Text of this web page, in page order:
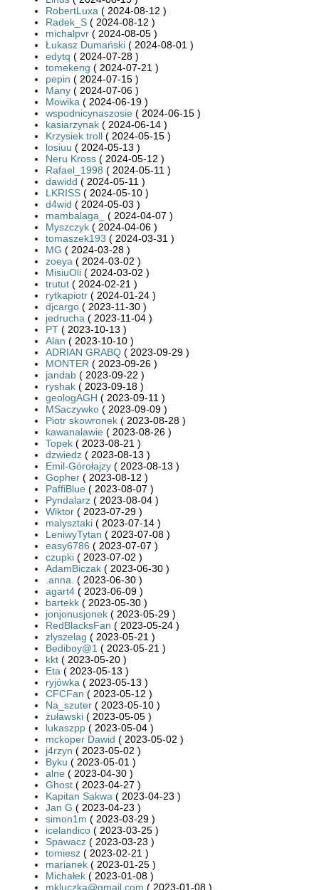
RobertLuxa ( 2024-08-12 )
Radek_S ( 2024-08-12 )
michalpvr ( 2024-08-05 )
Łukasz Dumański ( 2024-08-01 )
edytq ( 2024-07-28 )
tomekeng ( 2024-07-21 )
pepin ( 2024-07-15 )
Many ( 2024-07-06 )
Mowika ( 2024-06-19 )
wspodnicynaszosie ( 2024-06-15 )
kasiarzynak ( 2024-06-14 )
Krzysiek troll ( 2024-05-15 )
losiuu ( 2024-05-13 )
Neru Kross ( 2024-05-12 )
Rafael_1998 ( 2024-05-11 )
dawidd ( 2024-05-11 )
LKRISS ( 2024-05-10 )
d4wid ( 2024-05-03 )
mambalaga_
( 2024-04-07 )
Myszczyk ( 2024-04-06 )
tomaszek193 ( 2024-03-31 )
MG ( 2024-03-28 )
zoeya ( 2024-03-02 )
MisiuOli ( 2024-03-02 )
trutut ( 2024-02-21 )
rytkapiotr ( 2024-01-24 )
djcargo ( 2023-11-30 )
jedrucha ( 2023-11-04 )
PT ( 2023-10-13 )
Alan ( 2023-10-10 )
ADRIAN GRABQ ( 2023-09-29 )
MONTER ( 2023-09-26 )
jandab ( 2023-09-22 )
ryshak ( 2023-09-18 )
geologAGH ( 2023-09-11 )
MSaczywko ( 2023-09-09 )
Piotr skowronek ( 2023-08-28 )
kawanalawie ( 2023-08-26 )
Topek ( 2023-08-21 )
dzwiedz ( 2023-08-13 )
Emil-Górołajzy ( 2023-08-13 )
Gopher ( 2023-08-12 )
PaffiBlue ( 2023-08-07 )
Pyndalarz ( 2023-08-04 )
Wiktor ( 2023-07-29 )
malysztaki ( 2023-07-14 )
LeniwyTytan ( 2023-07-08 )
easy6786 ( 2023-07-07 )
czupki ( 2023-07-02 )
AdamBiczak ( 2023-06-30 )
.anna. ( 2023-06-30 )
agart4 ( 2023-06-09 )
bartekk ( 2023-05-30 )
jonjonusjonek ( 2023-05-29 )
RedBlacksFan ( 2023-05-24 )
zlyszelag ( 2023-05-21 )
Bediboy@1 ( 2023-05-21 )
kkt ( 2023-05-20 )
Eta ( 2023-05-13 )
ryjówka ( 2023-05-13 )
CFCFan ( 2023-05-12 )
Na_szuter ( 2023-05-10 )
żuławski ( 2023-05-05 )
lukaszpp ( 2023-05-04 )
mckoper Dawid ( 2023-05-02 )
j4rzyn ( 2023-05-02 )
Byku ( 2023-05-01 )
alne ( 2023-04-30 )
Ghost ( 2023-04-27 )
Kapitan Sakwa ( 2023-04-23 )
Jan G ( 2023-04-23 )
simon1m ( 2023-03-29 )
icelandico ( 2023-03-25 )
Spawacz ( 2023-03-23 )
tomiesz ( 2023-02-21 )
marianek ( 2023-01-25 )
Michałek ( 2023-01-08 )
mkluczka@gmail.com ( 2023-01-08 )